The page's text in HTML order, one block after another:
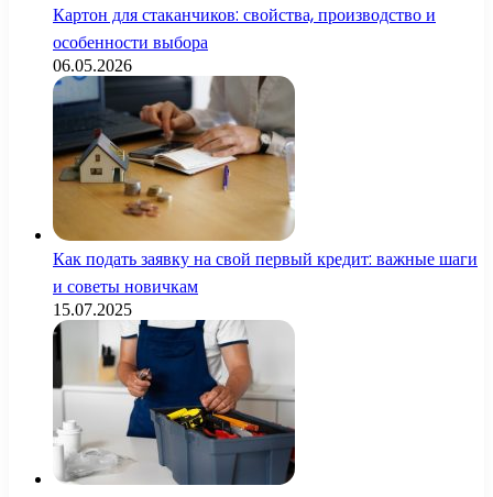
Картон для стаканчиков: свойства, производство и
особенности выбора
06.05.2026
Как подать заявку на свой первый кредит: важные шаги
и советы новичкам
15.07.2025